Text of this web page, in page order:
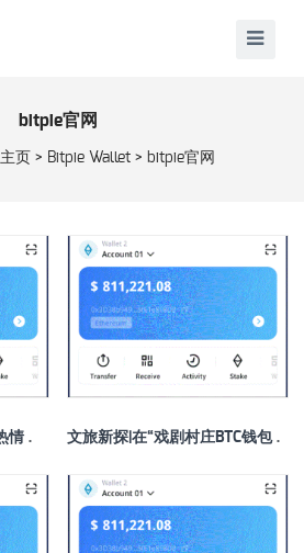
bitpie官网
主页 > Bitpie Wallet > bitpie官网
高温下的敦煌ETH钱包，热情不减 文旅新探|在“戏剧村庄BTC钱包”，看见闽宁协作30年变迁